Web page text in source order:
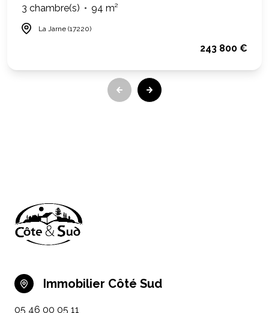
3 chambre(s)
94 m²
La Jarne (17220)
243 800 €
Immobilier Côté Sud
05 46 00 05 11